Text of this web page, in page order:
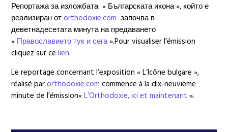
Репортажа за изложбата « Българската икона », който е
реализиран отorthodoxie.com започва в
деветнадесетата минута на предаването
« Православието тук и сега».Pour visualiser l’émission
cliquez sur celien.
Le reportage concernant l’exposition « L’Icône bulgare »,
réalisé parorthodoxie.com commence à la dix-neuvième
minute de l’émission«L’Orthodoxie, ici et maintenant ».